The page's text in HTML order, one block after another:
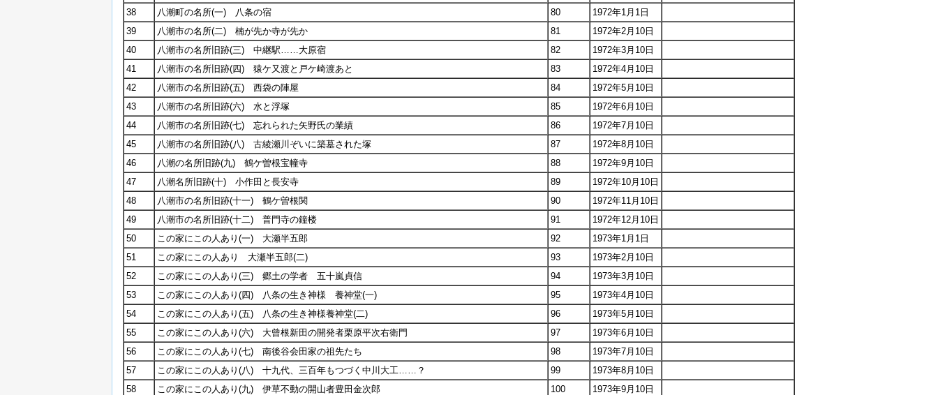
38
八潮町の名所(一) 八条の宿 80
1972年1月1日
39
八潮市の名所(二) 楠が先か寺が先か 81
1972年2月10日
40
八潮市の名所旧跡(三) 中継駅……大原宿 82
1972年3月10日
41
八潮市の名所旧跡(四) 猿ケ又渡と戸ケ崎渡あと 83
1972年4月10日
42
八潮市の名所旧跡(五) 西袋の陣屋 84
1972年5月10日
43
八潮市の名所旧跡(六) 水と浮塚 85
1972年6月10日
44
八潮市の名所旧跡(七) 忘れられた矢野氏の業績 86
1972年7月10日
45
八潮市の名所旧跡(八) 古綾瀬川ぞいに築墓された塚 87
1972年8月10日
46
八潮の名所旧跡(九) 鶴ケ曽根宝幢寺 88
1972年9月10日
47
八潮名所旧跡(十) 小作田と長安寺 89
1972年10月10日
48
八潮市の名所旧跡(十一) 鶴ケ曽根関 90
1972年11月10日
49
八潮市の名所旧跡(十二) 普門寺の鐘楼 91
1972年12月10日
50
この家にこの人あり(一) 大瀬半五郎 92
1973年1月1日
51
この家にこの人あり 大瀬半五郎(二) 93
1973年2月10日
52
この家にこの人あり(三) 郷土の学者 五十嵐貞信 94
1973年3月10日
53
この家にこの人あり(四) 八条の生き神様 養神堂(一) 95
1973年4月10日
54
この家にこの人あり(五) 八条の生き神様養神堂(二) 96
1973年5月10日
55
この家にこの人あり(六) 大曾根新田の開発者栗原平次右衛門 97
1973年6月10日
56
この家にこの人あり(七) 南後谷会田家の祖先たち 98
1973年7月10日
57
この家にこの人あり(八) 十九代、三百年もつづく中川大工……？ 99
1973年8月10日
58
この家にこの人あり(九) 伊草不動の開山者豊田金次郎 100
1973年9月10日